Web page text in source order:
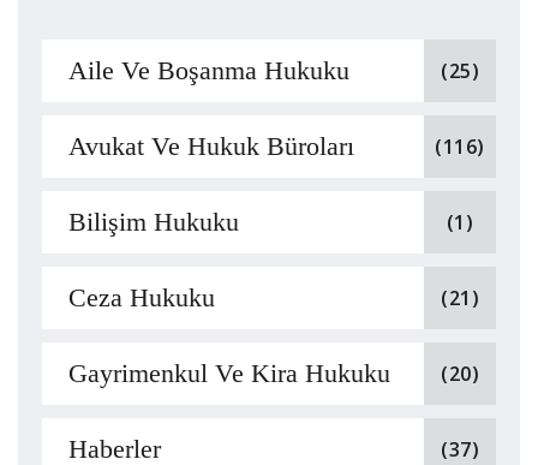
Aile Ve Boşanma Hukuku (25)
Avukat Ve Hukuk Büroları (116)
Bilişim Hukuku (1)
Ceza Hukuku (21)
Gayrimenkul Ve Kira Hukuku (20)
Haberler (37)